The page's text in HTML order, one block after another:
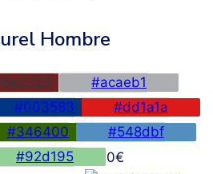
Hombre
#acaeb1
#003583
#dd1a1a
#346400
#548dbf
#92d195 45,00€